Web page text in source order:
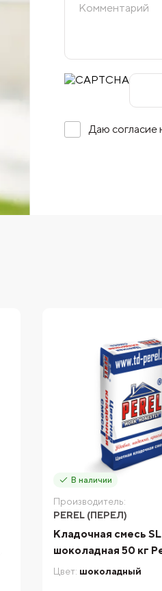
Даю согласие
В наличии
Производитель:
PEREL (ПЕРЕЛ)
Кладочная смесь SL
шоколадная 50 кг
Цвет: шоколадный